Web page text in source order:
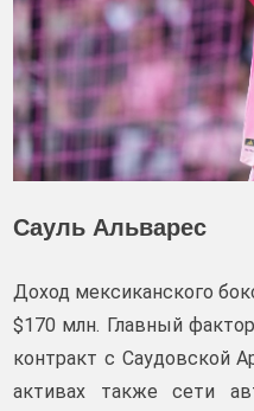
Сауль Альварес
Доход мексиканского
$170 млн. Главный
контракт с Саудовской
активах также сети